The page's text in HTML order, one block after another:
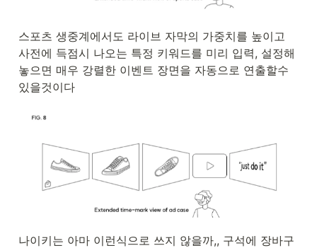
스포츠 생중계에서도 라이브 자막의 가중치를 높이고
사전에 득점시 나오는 특정 키워드를 미리 입력, 설정해
놓으면 매우 강렬한 이벤트 장면을 자동으로 연출할수
있을것이다
나이키는 아마 이런식으로 쓰지 않을까,, 구석에 장바구